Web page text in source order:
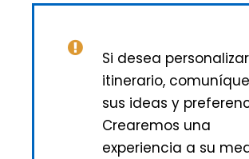
Si desea
itinerario,
sus ideas y
Crearemos una
experiencia a su